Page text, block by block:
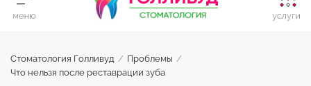
Стоматология Голливуд / Проблемы /
Что нельзя после реставрации зуба